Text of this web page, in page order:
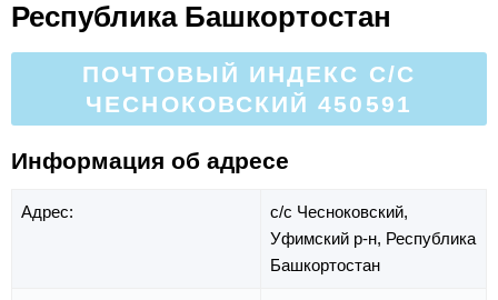
Республика Башкортостан
ПОЧТОВЫЙ ИНДЕКС С/С
ЧЕСНОКОВСКИЙ 450591
Информация об адресе
Адрес:
с/с Чесноковский,
Уфимский р-н, Республика
Башкортостан